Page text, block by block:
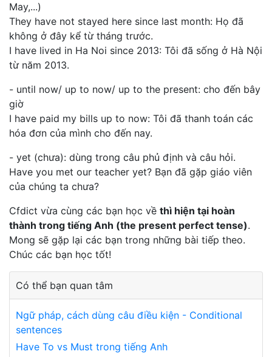
May,...)
They have not stayed here since last month: Họ đã
không ở đây kể từ tháng trước.
I have lived in Ha Noi since 2013: Tôi đã sống ở Hà Nội
từ năm 2013.
- until now/ up to now/ up to the present: cho đến bây
giờ
I have paid my bills up to now: Tôi đã thanh toán các
hóa đơn của mình cho đến nay.
- yet (chưa): dùng trong câu phủ định và câu hỏi.
Have you met our teacher yet? Bạn đã gặp giáo viên
của chúng ta chưa?
Cfdict vừa cùng các bạn học về thì hiện tại hoàn
thành trong tiếng Anh (the present perfect tense).
Mong sẽ gặp lại các bạn trong những bài tiếp theo.
Chúc các bạn học tốt!
Có thể bạn quan tâm
Ngữ pháp, cách dùng câu điều kiện - Conditional
sentences
Have To vs Must trong tiếng Anh